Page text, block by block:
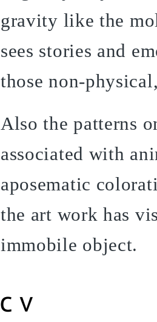
gravity like the
sees stories and
those non-
Also the patterns
associated with
aposematic
the art work has
immobile object.